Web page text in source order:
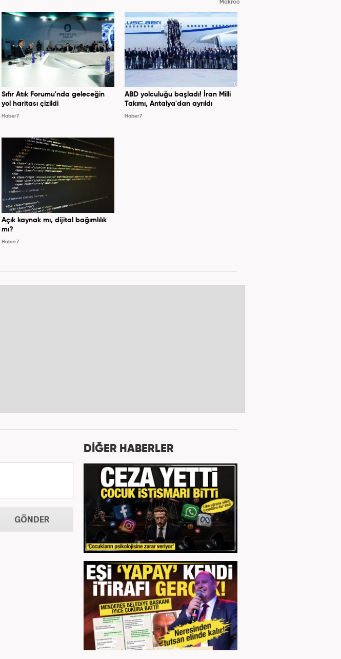
yapmaktadır.
Makroo
Sıfır Atık Forumu'nda geleceğin
yol haritası çizildi
Haber7
ABD yolculuğu başladı! İran Milli
Takımı, Antalya'dan ayrıldı
Haber7
Açık kaynak mı, dijital bağımlılık
mı?
Haber7
GÖNDER
DİĞER HABERLER